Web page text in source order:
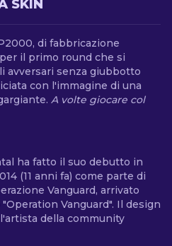
SKIN
di fabbricazione
il primo round che si
avversari senza giubbotto
con l'immagine di una
A volte giocare col
ha fatto il suo debutto in
(11 anni fa) come parte di
Vanguard, arrivato
Vanguard". Il design
della community